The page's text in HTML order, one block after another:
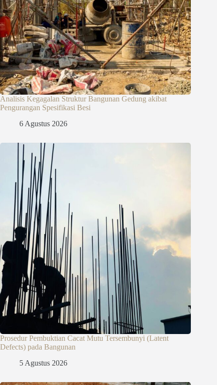
Analisis Kegagalan Struktur Bangunan Gedung akibat
Pengurangan Spesifikasi Besi
6 Agustus 2026
Prosedur Pembuktian Cacat Mutu Tersembunyi (Latent
Defects) pada Bangunan
5 Agustus 2026